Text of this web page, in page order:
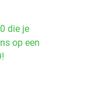
die je
op een